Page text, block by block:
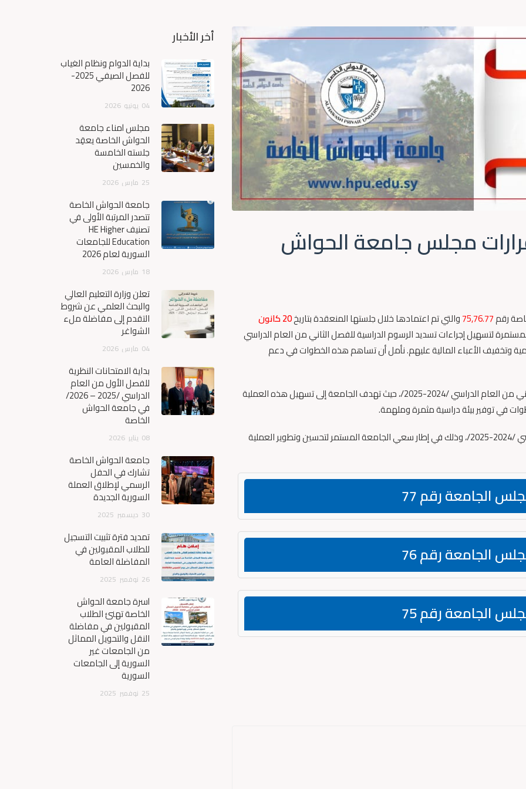
مجلس جامعة الحواش
رقم75,76.77والتي تم اعتمادها خلال جلستها المنعقدة بتاريخ
20 كانون
لتسهيل إجراءات تسديد الرسوم الدراسية للفصل الثاني من العام الدراسي
وتخفيف الأعباء المالية عليهم. نأمل أن تساهم هذه الخطوات في دعم
و لتسليط الضوء على إجراءات التسجيل لمقررات الفصل الثاني من العام الدراسي /2024-2025/، حيث تهدف الجامعة إلى تسهيل هذه العملية
في توفير بيئة دراسية مثمرة وملهمة.
ولتعديل التقويم الجامعي للفصل الثاني من العام الدراسي /2024-2025/، وذلك في إطار سعي الجامعة المستمر لتحسين وتطوير العملية
الجامعة رقم 77
الجامعة رقم 76
الجامعة رقم 75
أخر الأخبار
بداية الدوام ونظام الغياب
للفصل الصيفي 2025-
2026
04 يونيو 2026
مجلس أمناء جامعة
الحواش الخاصة يعقِد
جلسته الخامسة
والخمسين
25 مارس 2026
جامعة الحواش الخاصة
تتصدر المرتبة الأولى في
تصنيف HE Higher
Education للجامعات
السورية لعام 2026
18 مارس 2026
تعلن وزارة التعليم العالي
والبحث العلمي عن شروط
التقدم إلى مفاضلة ملء
الشواغر
04 مارس 2026
بداية الامتحانات النظرية
للفصل الأول من العام
الدراسي /2025 – 2026/
في جامعة الحواش
الخاصة
08 يناير 2026
جامعة الحواش الخاصة
تشارك في الحفل
الرسمي لإطلاق العملة
السورية الجديدة
30 ديسمبر 2025
تمديد فترة تثبيت التسجيل
للطلاب المقبولين في
المفاضلة العامة
26 نوفمبر 2025
أسرة جامعة الحواش
الخاصة تهنئ الطلاب
المقبولين في مفاضلة
النقل والتحويل المماثل
من الجامعات غير
السورية إلى الجامعات
السورية
25 نوفمبر 2025